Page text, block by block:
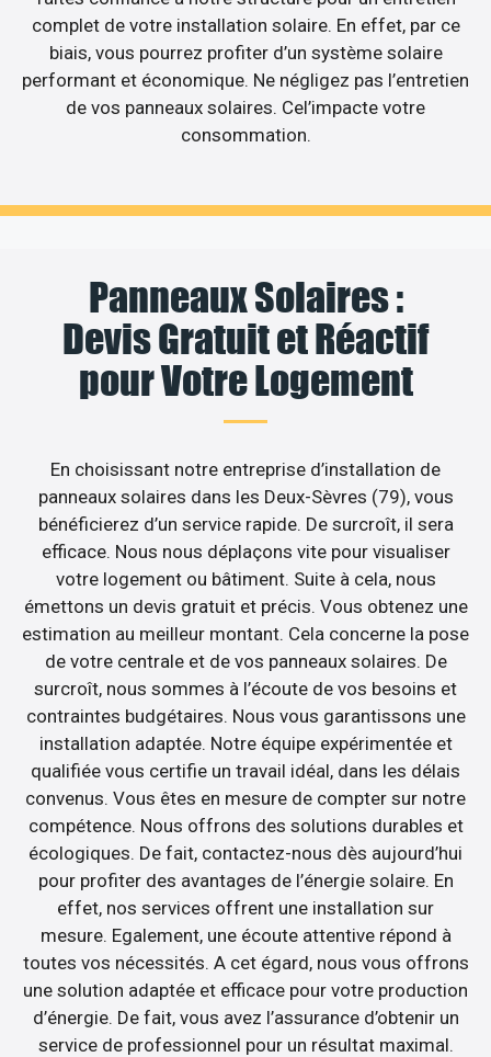
complet de votre installation solaire. En effet, par ce
biais, vous pourrez profiter d’un système solaire
performant et économique. Ne négligez pas l’entretien
de vos panneaux solaires. Cel’impacte votre
consommation.
Panneaux Solaires :
Devis Gratuit et Réactif
pour Votre Logement
En choisissant notre entreprise d’installation de
panneaux solaires dans les Deux-Sèvres (79), vous
bénéficierez d’un service rapide. De surcroît, il sera
efficace. Nous nous déplaçons vite pour visualiser
votre logement ou bâtiment. Suite à cela, nous
émettons un devis gratuit et précis. Vous obtenez une
estimation au meilleur montant. Cela concerne la pose
de votre centrale et de vos panneaux solaires. De
surcroît, nous sommes à l’écoute de vos besoins et
contraintes budgétaires. Nous vous garantissons une
installation adaptée. Notre équipe expérimentée et
qualifiée vous certifie un travail idéal, dans les délais
convenus. Vous êtes en mesure de compter sur notre
compétence. Nous offrons des solutions durables et
écologiques. De fait, contactez-nous dès aujourd’hui
pour profiter des avantages de l’énergie solaire. En
effet, nos services offrent une installation sur
mesure. Egalement, une écoute attentive répond à
toutes vos nécessités. A cet égard, nous vous offrons
une solution adaptée et efficace pour votre production
d’énergie. De fait, vous avez l’assurance d’obtenir un
service de professionnel pour un résultat maximal.